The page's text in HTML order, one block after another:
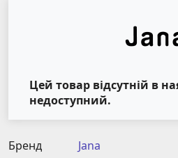
Цей товар відсутній в
недоступний.
Бренд
Jana